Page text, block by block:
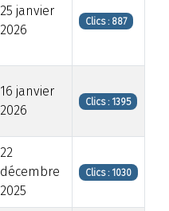
25 janvier
2026
Clics : 887
16 janvier
2026
Clics : 1395
22
décembre
2025
Clics : 1030